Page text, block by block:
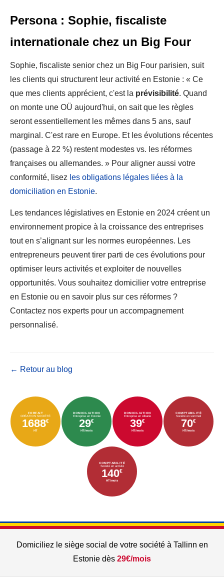
Persona : Sophie, fiscaliste
internationale chez un Big Four
Sophie, fiscaliste senior chez un Big Four parisien, suit
les clients qui structurent leur activité en Estonie : « Ce
que mes clients apprécient, c'est la prévisibilité. Quand
on monte une OÜ aujourd'hui, on sait que les règles
seront essentiellement les mêmes dans 5 ans, sauf
marginal. C'est rare en Europe. Et les évolutions récentes
(passage à 22 %) restent modestes vs. les réformes
françaises ou allemandes. » Pour aligner aussi votre
conformité, lisez les obligations légales liées à la
domiciliation en Estonie.
Les tendances législatives en Estonie en 2024 créent un
environnement propice à la croissance des entreprises
tout en s’alignant sur les normes européennes. Les
entrepreneurs peuvent tirer parti de ces évolutions pour
optimiser leurs activités et exploiter de nouvelles
opportunités. Vous souhaitez domicilier votre entreprise
en Estonie ou en savoir plus sur ces réformes ?
Contactez nos experts pour un accompagnement
personnalisé.
← Retour au blog
FORFAIT
CRÉATION SOCIÉTÉ
1688€
HT
DOMICILIATION
Entreprise en Estonie
29€
HT/mois
DOMICILIATION
Entreprise en Albanie
39€
HT/mois
COMPTABILITÉ
Société en sommeil
70€
HT/mois
COMPTABILITÉ
Société en activité
140€
HT/mois
Domiciliez le siège social de votre société à Tallinn en
Estonie dès 29€/mois